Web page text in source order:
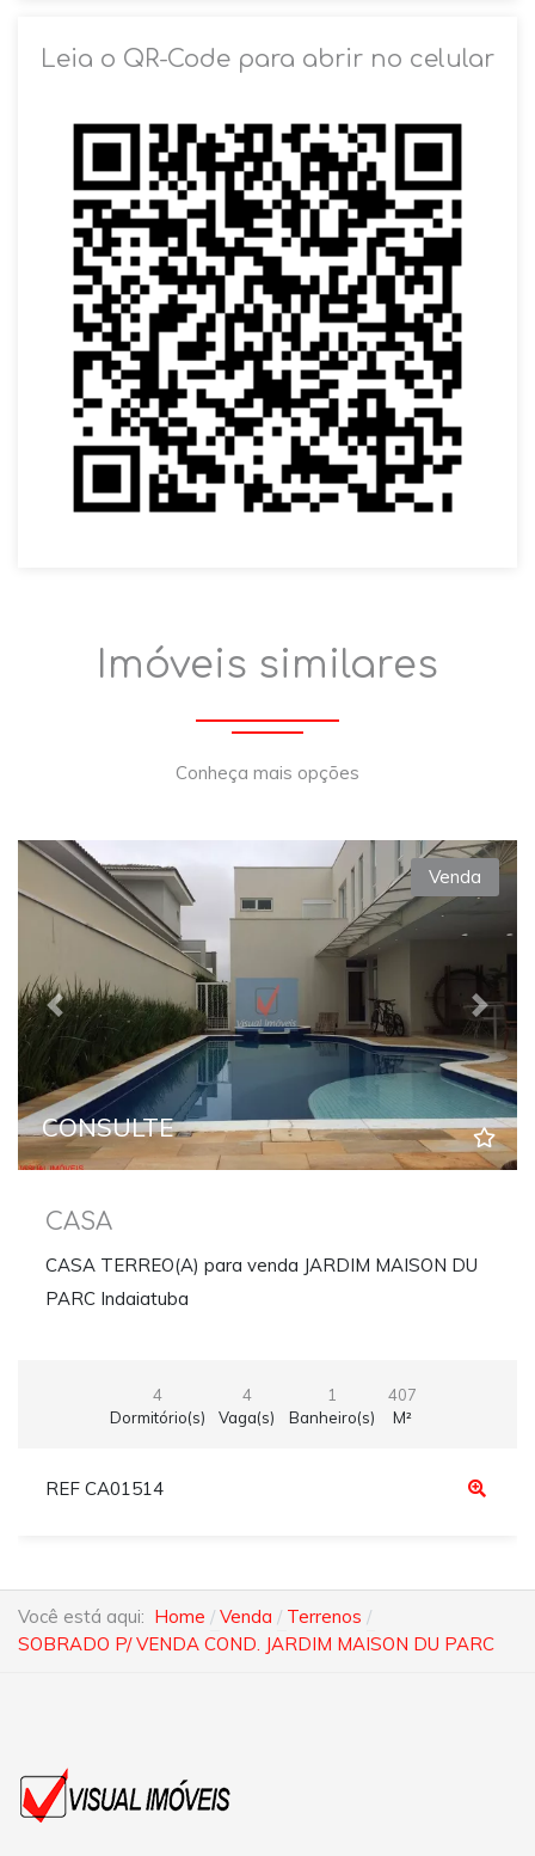
Leia o QR-Code para abrir no celular
Imóveis similares
Conheça mais opções
Previous Next
Venda
CONSULTE
CASA
CASA TERREO(A) para venda JARDIM MAISON DU
PARC Indaiatuba
4
Dormitório(s)
4
Vaga(s)
1
Banheiro(s)
407
M²
REF CA01514
Você está aqui: Home Venda
Terrenos
SOBRADO P/ VENDA COND. JARDIM MAISON DU PARC